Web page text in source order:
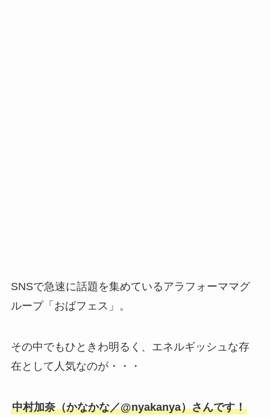
SNSで急速に話題を集めているアラフォーママグ
ループ「おばフェス」。
その中でもひときわ明るく、エネルギッシュな存
在として人気なのが・・・
中村加奈（かなかな／@nyakanya）さんです！